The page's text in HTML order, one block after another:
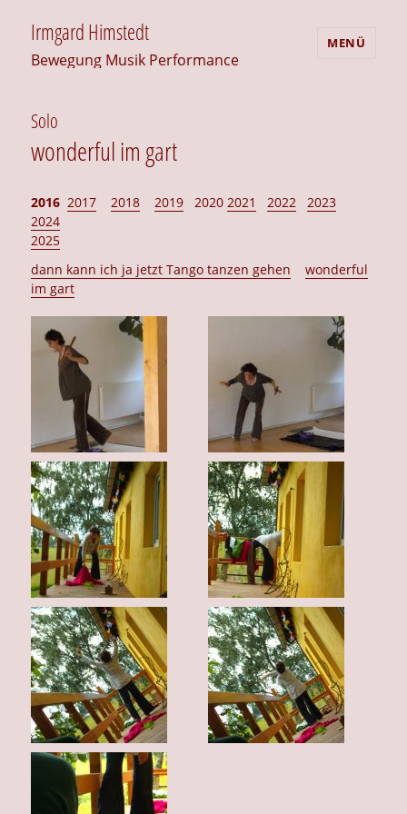
Irmgard Himstedt
Bewegung Musik Performance
MENÜ
Solo
wonderful im gart
2016 2017 2018 2019 20202021 2022
2023
2024
2025
dann kann ich ja jetzt Tango tanzen gehen
wonderful
im gart